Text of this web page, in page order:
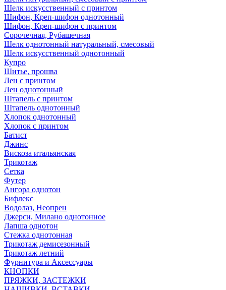
Шелк искусственный с принтом
Шифон, Креп-шифон однотонный
Шифон, Креп-шифон с принтом
Сорочечная, Рубашечная
Шелк однотонный натуральный, смесовый
Шелк искусственный однотонный
Купро
Шитье, прошва
Лен с принтом
Лен однотонный
Штапель с принтом
Штапель однотонный
Хлопок однотонный
Хлопок с принтом
Батист
Джинс
Вискоза итальянская
Трикотаж
Сетка
Футер
Ангора однотон
Бифлекс
Водолаз, Неопрен
Джерси, Милано однотонное
Лапша однотон
Стежка однотонная
Трикотаж демисезонный
Трикотаж летний
Фурнитура и Аксессуары
КНОПКИ
ПРЯЖКИ, ЗАСТЕЖКИ